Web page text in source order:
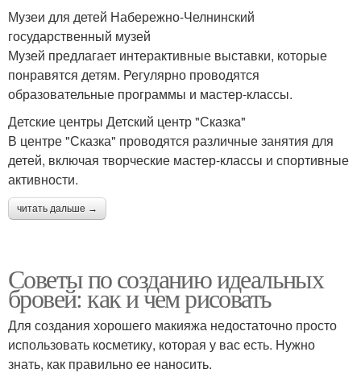
Музеи для детей Набережно-Челнинский
государственный музей
Музей предлагает интерактивные выставки, которые
понравятся детям. Регулярно проводятся
образовательные программы и мастер-классы.
Детские центры Детский центр "Сказка"
В центре "Сказка" проводятся различные занятия для
детей, включая творческие мастер-классы и спортивные
активности.
читать дальше →
Советы по созданию идеальных
бровей: как и чем рисовать
Для создания хорошего макияжа недостаточно просто
использовать косметику, которая у вас есть. Нужно
знать, как правильно ее наносить.